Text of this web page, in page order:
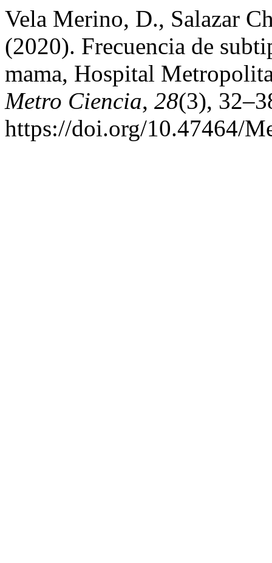
Vela Merino, D., Salazar
(2020). Frecuencia de
mama, Hospital
Metro Ciencia, 28(3),
https://doi.org/10.47464/